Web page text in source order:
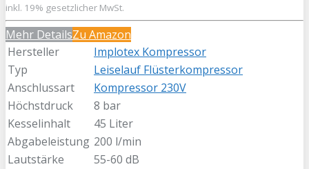
inkl. 19% gesetzlicher MwSt.
Mehr DetailsZu Amazon
Hersteller
Implotex Kompressor
Typ
Leiselauf Flüsterkompressor
Anschlussart
Kompressor 230V
Höchstdruck
8 bar
Kesselinhalt
45 Liter
Abgabeleistung 200 l/min
Lautstärke
55-60 dB